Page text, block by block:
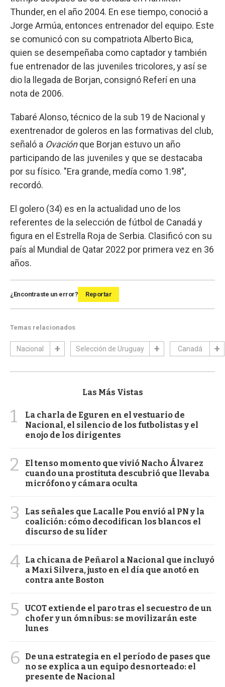
Thunder, en el año 2004. En ese tiempo, conoció a
Jorge Armúa, entonces entrenador del equipo. Este
se comunicó con su compatriota Alberto Bica,
quien se desempeñaba como captador y también
fue entrenador de las juveniles tricolores, y así se
dio la llegada de Borjan, consignó Referí en una
nota de 2006.
Tabaré Alonso, técnico de la sub 19 de Nacional y
exentrenador de goleros en las formativas del club,
señaló a Ovaciónque Borjan estuvo un año
participando de las juveniles y que se destacaba
por su físico. "Era grande, medía como 1.98",
recordó.
El golero (34) es en la actualidad uno de los
referentes de la selección de fútbol de Canadá y
figura en el Estrella Roja de Serbia. Clasificó con su
país al Mundial de Qatar 2022 por primera vez en 36
años.
¿Encontraste un error? Reportar
Temas relacionados
Nacional Selección de Uruguay Canadá
Las Más Vistas
1
La charla de Eguren en el vestuario de
Nacional, el silencio de los futbolistas y el
enojo de los dirigentes
2
El tenso momento que vivió Nacho Álvarez
cuando una prostituta descubrió que llevaba
micrófono y cámara oculta
3
Las señales que Lacalle Pou envió al PN y la
coalición: cómo decodifican los blancos el
discurso de su líder
4 La chicana de Peñarol a Nacional que incluyó
a Maxi Silvera, justo en el día que anotó en
contra ante Boston
5
UCOT extiende el paro tras el secuestro de un
chofer y un ómnibus: se movilizarán este
lunes
6
De una estrategia en el período de pases que
no se explica a un equipo desnorteado: el
presente de Nacional